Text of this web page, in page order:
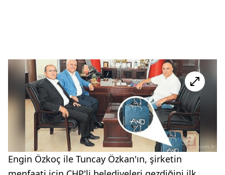
Engin Özkoç ile Tuncay Özkan'ın, şirketin